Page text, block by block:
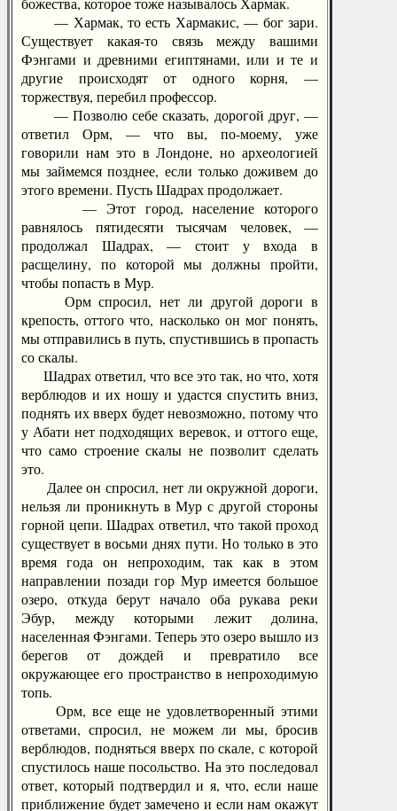
— Хармак, то есть Хармакис, — бог зари.
Существует какая-то связь между вашими
Фэнгами и древними египтянами, или и те и
другие происходят от одного корня, —
торжествуя, перебил профессор.
— Позволю себе сказать, дорогой друг, —
ответил Орм, — что вы, по-моему, уже
говорили нам это в Лондоне, но археологией
мы займемся позднее, если только доживем до
этого времени. Пусть Шадрах продолжает.
— Этот город, население которого
равнялось пятидесяти тысячам человек, —
продолжал Шадрах, — стоит у входа в
расщелину, по которой мы должны пройти,
чтобы попасть в Мур.
Орм спросил, нет ли другой дороги в
крепость, оттого что, насколько он мог понять,
мы отправились в путь, спустившись в пропасть
со скалы.
Шадрах ответил, что все это так, но что, хотя
верблюдов и их ношу и удастся спустить вниз,
поднять их вверх будет невозможно, потому что
у Абати нет подходящих веревок, и оттого еще,
что само строение скалы не позволит сделать
это.
Далее он спросил, нет ли окружной дороги,
нельзя ли проникнуть в Мур с другой стороны
горной цепи. Шадрах ответил, что такой проход
существует в восьми днях пути. Но только в это
время года он непроходим, так как в этом
направлении позади гор Мур имеется большое
озеро, откуда берут начало оба рукава реки
Эбур, между которыми лежит долина,
населенная Фэнгами. Теперь это озеро вышло из
берегов от дождей и превратило все
окружающее его пространство в непроходимую
топь.
Орм, все еще не удовлетворенный этими
ответами, спросил, не можем ли мы, бросив
верблюдов, подняться вверх по скале, с которой
спустилось наше посольство. На это последовал
ответ, который подтвердил и я, что, если наше
приближение будет замечено и если нам окажут